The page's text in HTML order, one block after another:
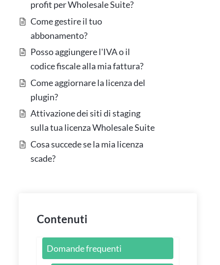
profit per Wholesale Suite?
Come gestire il tuo
abbonamento?
Posso aggiungere l'IVA o il
codice fiscale alla mia fattura?
Come aggiornare la licenza del
plugin?
Attivazione dei siti di staging
sulla tua licenza Wholesale Suite
Cosa succede se la mia licenza
scade?
Contenuti
Domande frequenti